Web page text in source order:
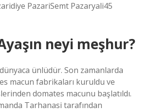
PazariSemt Pazaryali45
neyi meşhur?
ünlüdür. Son zamanlarda
macun fabrikaları kuruldu ve
domates macunu başlatıldı.
Tarhanasi tarafından